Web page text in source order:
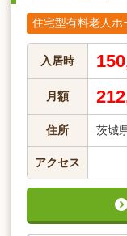
住宅型有料老人ホ
入居時
月額
住所 茨城
アクセス